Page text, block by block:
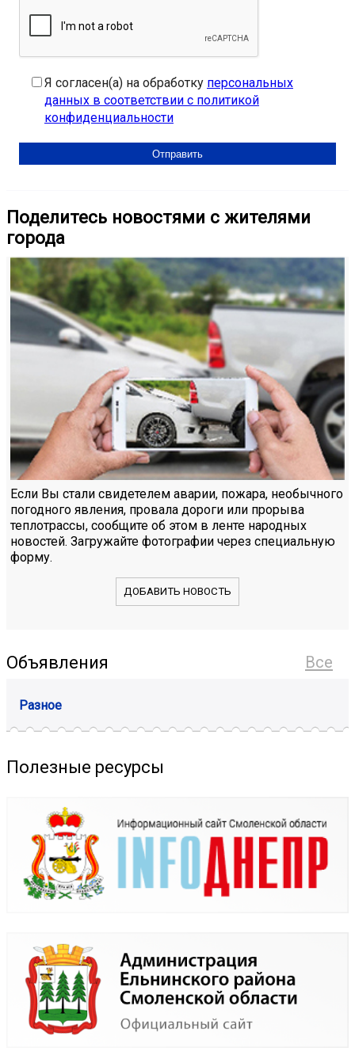
Я согласен(а) на обработку персональных
данных в соответствии с политикой
конфиденциальности
Поделитесь новостями с жителями
города
Если Вы стали свидетелем аварии, пожара, необычного
погодного явления, провала дороги или прорыва
теплотрассы, сообщите об этом в ленте народных
новостей. Загружайте фотографии через специальную
форму.
ДОБАВИТЬ НОВОСТЬ
Все
Объявления
Разное
Полезные ресурсы